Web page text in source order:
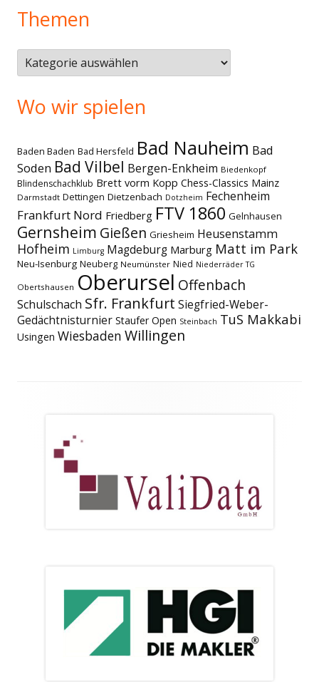
Themen
Themen
Wo wir spielen
Baden Baden Bad Hersfeld Bad Nauheim Bad
Soden Bad Vilbel Bergen-Enkheim Biedenkopf
Blindenschachklub Brett vorm Kopp Chess-Classics Mainz
Darmstadt Dettingen Dietzenbach Dotzheim Fechenheim
Frankfurt Nord Friedberg FTV 1860 Gelnhausen
Gernsheim Gießen Griesheim Heusenstamm
Hofheim Limburg Magdeburg Marburg Matt im Park
Neu-Isenburg Neuberg Neumünster Nied Niederräder TG
Obertshausen Oberursel Offenbach
Schulschach Sfr. Frankfurt Siegfried-Weber-
Gedächtnisturnier Staufer Open Steinbach TuS Makkabi
Usingen Wiesbaden Willingen